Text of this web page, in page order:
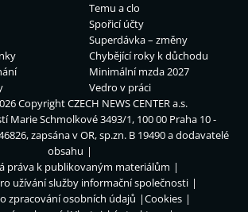
Temu a clo
Spořicí účty
Superdávka – změny
Chybějící roky k důchodu
Minimální mzda 2027
Vedro v práci
CopyrightCZECH NEWS CENTER a.s.
Marie Schmolkové 3493/1, 100 00 Praha 10 -
zapsána v OR, sp.zn. B 19490 a dodavatelé
obsahu
práva k publikovaným materiálům
užívání služby informační společnosti
zpracování osobních údajů
Cookies